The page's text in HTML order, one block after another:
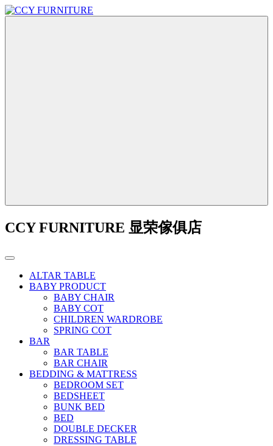
CCY FURNITURE 显荣傢俱店
ALTAR TABLE
BABY PRODUCT
BABY CHAIR
BABY COT
CHILDREN WARDROBE
SPRING COT
BAR
BAR TABLE
BAR CHAIR
BEDDING & MATTRESS
BEDROOM SET
BEDSHEET
BUNK BED
BED
DOUBLE DECKER
DRESSING TABLE